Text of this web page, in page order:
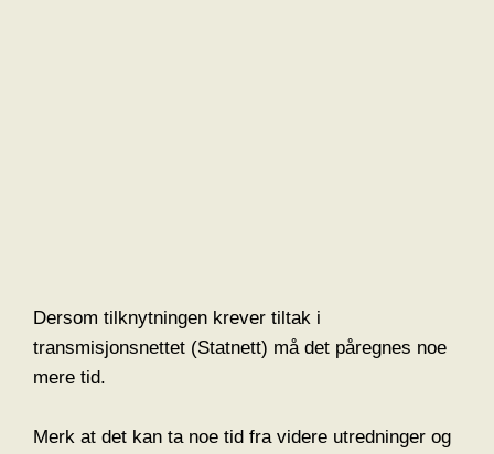
Dersom tilknytningen krever tiltak i
transmisjonsnettet (Statnett) må det påregnes noe
mere tid.
Merk at det kan ta noe tid fra videre utredninger og